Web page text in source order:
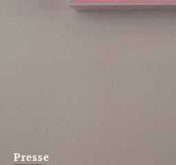
Presse